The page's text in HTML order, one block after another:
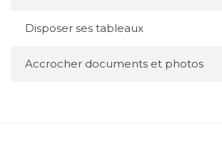
Disposer ses tableaux
Accrocher documents et photos